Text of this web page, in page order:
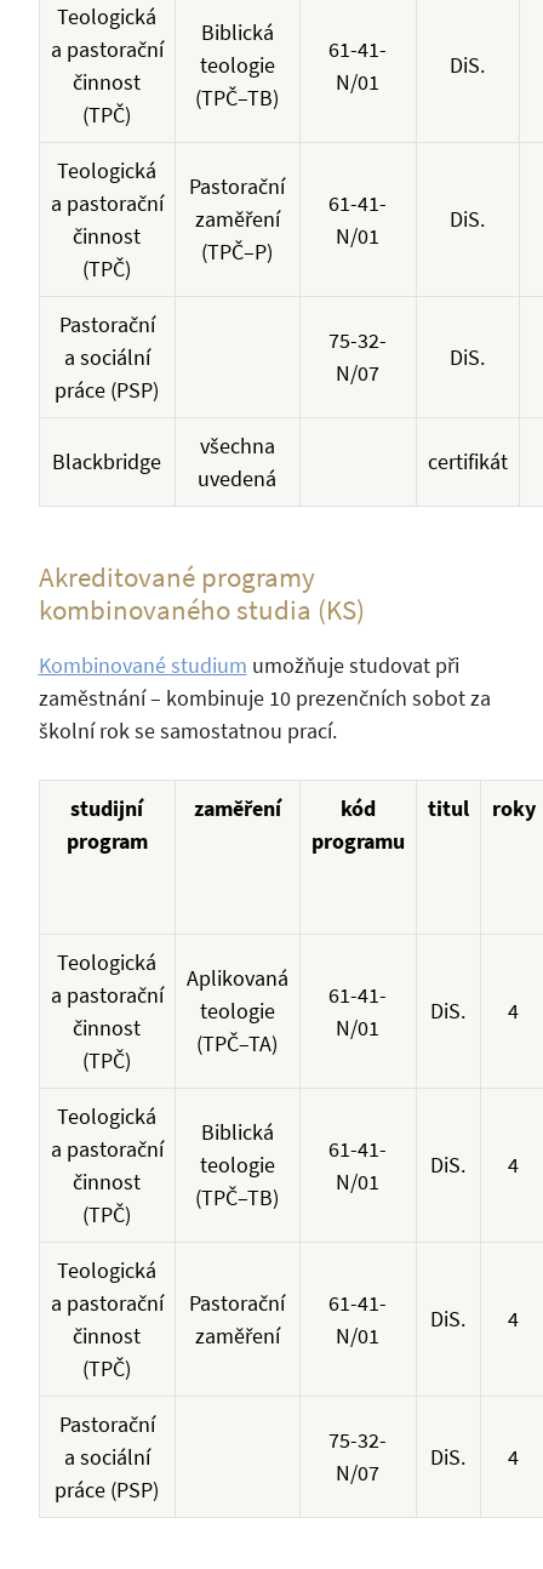
Teologická
a pastorační
činnost
(TPČ)
Biblická
teologie
(TPČ–TB)
61-41-
N/01
DiS.
Teologická
a pastorační
činnost
(TPČ)
Pastorační
zaměření
(TPČ–P)
61-41-
N/01
DiS.
Pastorační
a sociální
práce (PSP)
75-32-
N/07
DiS.
Blackbridge
všechna
uvedená
certifikát
Akreditované programy
kombinovaného studia (KS)
Kombinované studium umožňuje studovat při
zaměstnání – kombinuje 10 prezenčních sobot za
školní rok se samostatnou prací.
studijní
program
zaměření
kód
programu
titul roky
Teologická
a pastorační
činnost
(TPČ)
Aplikovaná
teologie
(TPČ–TA)
61-41-
N/01
DiS. 4
Teologická
a pastorační
činnost
(TPČ)
Biblická
teologie
(TPČ–TB)
61-41-
N/01
DiS. 4
Teologická
a pastorační
činnost
(TPČ)
Pastorační
zaměření
61-41-
N/01
DiS. 4
Pastorační
a sociální
práce (PSP)
75-32-
N/07
DiS. 4